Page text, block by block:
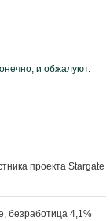
и обжалуют.
проекта Stargate
безработица 4,1%